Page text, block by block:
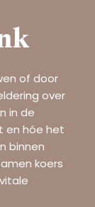
of door
over
in de
en hóe het
binnen
koers